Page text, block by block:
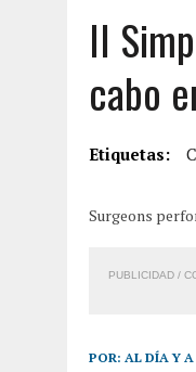
3 AGOSTO, 2026
EDIFICIO
7 AGOSTO, 2026
7 AGOSTO, 2026
II
cabo
Etiquetas:
Surgeons
PUBLICIDAD /
POR: AL DÍA Y